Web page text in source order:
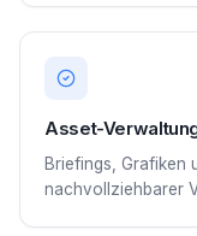
Asset-
Briefings, Grafiken
nachvollziehbarer